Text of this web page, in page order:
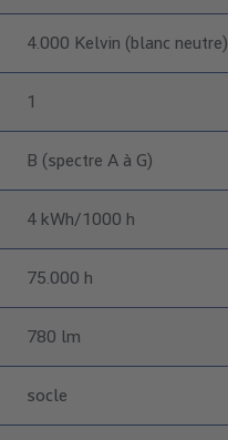
4.000 Kelvin (blanc neutre)
1
B (spectre A à G)
4 kWh/1000 h
75.000 h
780 lm
socle